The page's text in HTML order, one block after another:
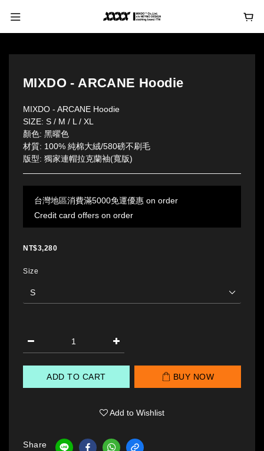
MIXDO - ARCANE Hoodie
MIXDO - ARCANE Hoodie
SIZE: S / M / L / XL
顏色: 黑曜色
材質: 100% 純棉大絨/580磅不刷毛
版型: 獨家連帽拉克蘭袖(寬版)
台灣地區消費滿5000免運優惠 on order
Credit card offers on order
NT$3,280
Size
ADD TO CART BUY NOW
Add to Wishlist
Share